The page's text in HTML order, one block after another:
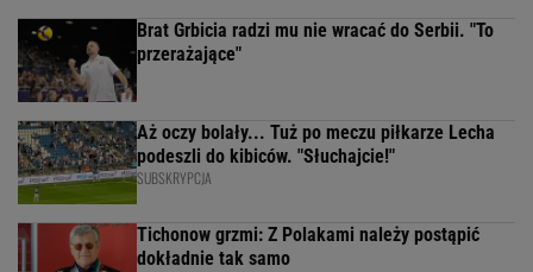
Brat Grbicia radzi mu nie wracać do Serbii. "To
przerażające"
Aż oczy bolały... Tuż po meczu piłkarze Lecha
podeszli do kibiców. "Słuchajcie!"
SUBSKRYPCJA
Tichonow grzmi: Z Polakami należy postąpić
dokładnie tak samo